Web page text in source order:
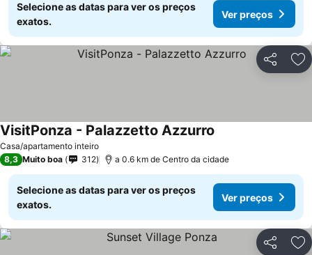
Selecione as datas para ver os preços
exatos.
Ver preços
Partilhar
Casa/apartamento inteiro
VisitPonza - Palazzetto Azzurro
8,3 Muito boa 312 a 0.6 km de Centro da cidade
Selecione as datas para ver os preços
exatos.
Ver preços
Partilhar